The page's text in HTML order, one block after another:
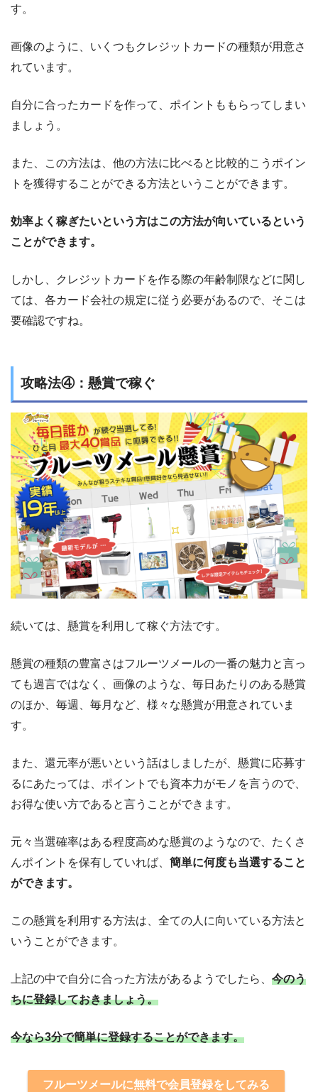
す。
画像のように、いくつもクレジットカードの種類が用意さ
れています。
自分に合ったカードを作って、ポイントももらってしまい
ましょう。
また、この方法は、他の方法に比べると比較的こうポイン
トを獲得することができる方法ということができます。
効率よく稼ぎたいという方はこの方法が向いているという
ことができます。
しかし、クレジットカードを作る際の年齢制限などに関し
ては、各カード会社の規定に従う必要があるので、そこは
要確認ですね。
攻略法④：懸賞で稼ぐ
続いては、懸賞を利用して稼ぐ方法です。
懸賞の種類の豊富さはフルーツメールの一番の魅力と言っ
ても過言ではなく、画像のような、毎日あたりのある懸賞
のほか、毎週、毎月など、様々な懸賞が用意されていま
す。
また、還元率が悪いという話はしましたが、懸賞に応募す
るにあたっては、ポイントでも資本力がモノを言うので、
お得な使い方であると言うことができます。
元々当選確率はある程度高めな懸賞のようなので、たくさ
んポイントを保有していれば、 簡単に何度も当選すること
ができます。
この懸賞を利用する方法は、全ての人に向いている方法と
いうことができます。
上記の中で自分に合った方法があるようでしたら、 今のう
ちに登録しておきましょう。
今なら3分で簡単に登録することができます。
フルーツメールに無料で会員登録をしてみる